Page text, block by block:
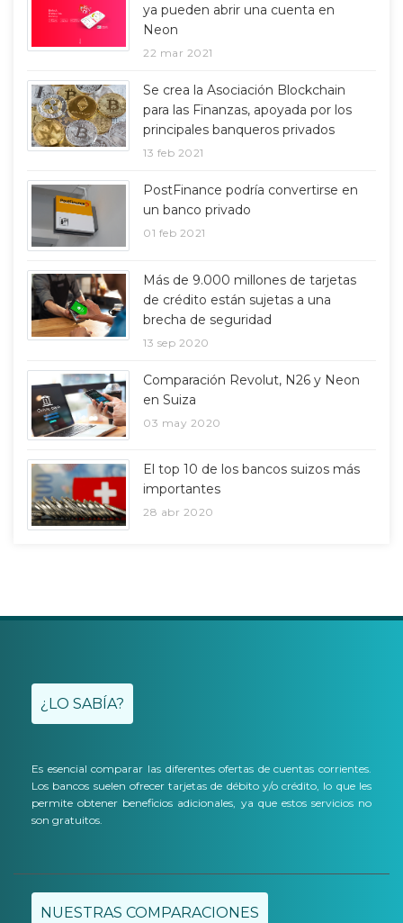
ya pueden abrir una cuenta en
Neon
22 mar 2021
Se crea la Asociación Blockchain
para las Finanzas, apoyada por los
principales banqueros privados
13 feb 2021
PostFinance podría convertirse en
un banco privado
01 feb 2021
Más de 9.000 millones de tarjetas
de crédito están sujetas a una
brecha de seguridad
13 sep 2020
Comparación Revolut, N26 y Neon
en Suiza
03 may 2020
El top 10 de los bancos suizos más
importantes
28 abr 2020
¿LO SABÍA?
Es esencial comparar las diferentes ofertas de cuentas corrientes.
Los bancos suelen ofrecer tarjetas de débito y/o crédito, lo que les
permite obtener beneficios adicionales, ya que estos servicios no
son gratuitos.
NUESTRAS COMPARACIONES